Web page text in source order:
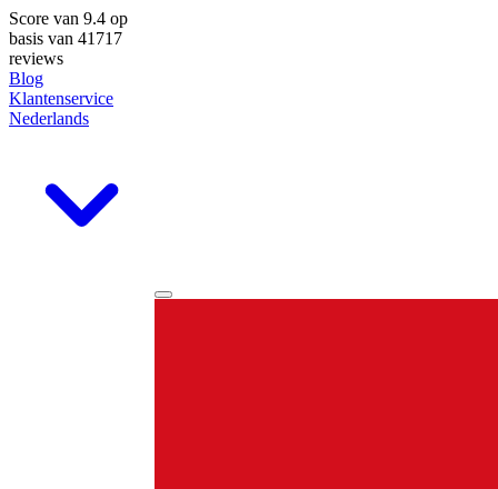
Score van 9.4 op
basis van 41717
reviews
Blog
Klantenservice
Nederlands